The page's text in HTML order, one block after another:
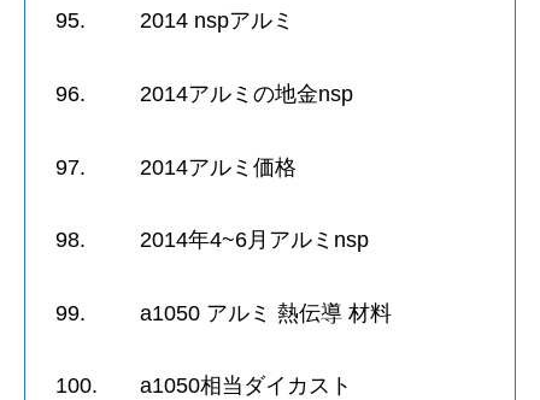
95. 2014 nspアルミ
96. 2014アルミの地金nsp
97. 2014アルミ価格
98. 2014年4~6月アルミnsp
99. a1050 アルミ 熱伝導 材料
100. a1050相当ダイカスト